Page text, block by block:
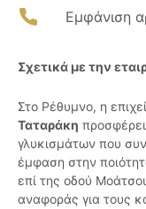
Εμφάνιση
Σχετικά με την
Στο Ρέθυμνο, η
Ταταράκη προσφέρει
γλυκισμάτων που
έμφαση στην
επί της οδού
αναφοράς για τους